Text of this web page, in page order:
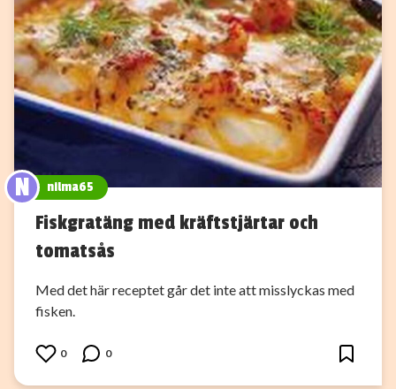
N nilma65
Fiskgratäng med kräftstjärtar och
tomatsås
Med det här receptet går det inte att misslyckas med
fisken.
0 0